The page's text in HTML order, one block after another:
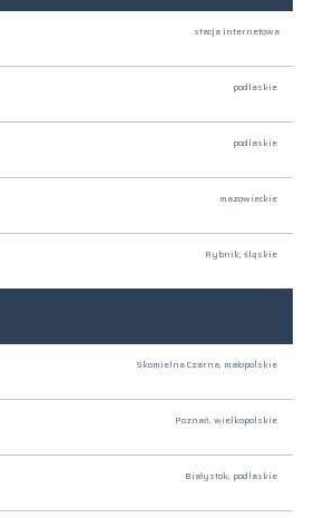
stacja internetowa
podlaskie
podlaskie
mazowieckie
Rybnik, śląskie
Skomielna Czarna, małopolskie
Poznań, wielkopolskie
Białystok, podlaskie